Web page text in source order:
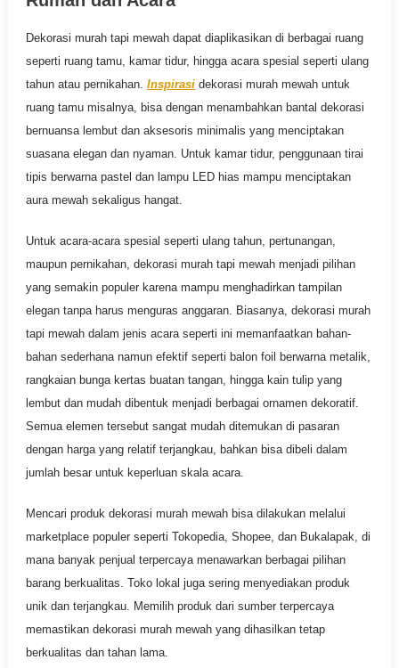
Dekorasi murah tapi mewah dapat diaplikasikan di berbagai ruang
seperti ruang tamu, kamar tidur, hingga acara spesial seperti ulang
tahun atau pernikahan. Inspirasidekorasi murah mewah untuk
ruang tamu misalnya, bisa dengan menambahkan bantal dekorasi
bernuansa lembut dan aksesoris minimalis yang menciptakan
suasana elegan dan nyaman. Untuk kamar tidur, penggunaan tirai
tipis berwarna pastel dan lampu LED hias mampu menciptakan
aura mewah sekaligus hangat.
Untuk acara-acara spesial seperti ulang tahun, pertunangan,
maupun pernikahan, dekorasi murah tapi mewah menjadi pilihan
yang semakin populer karena mampu menghadirkan tampilan
elegan tanpa harus menguras anggaran. Biasanya, dekorasi murah
tapi mewah dalam jenis acara seperti ini memanfaatkan bahan-
bahan sederhana namun efektif seperti balon foil berwarna metalik,
rangkaian bunga kertas buatan tangan, hingga kain tulip yang
lembut dan mudah dibentuk menjadi berbagai ornamen dekoratif.
Semua elemen tersebut sangat mudah ditemukan di pasaran
dengan harga yang relatif terjangkau, bahkan bisa dibeli dalam
jumlah besar untuk keperluan skala acara.
Mencari produk dekorasi murah mewah bisa dilakukan melalui
marketplace populer seperti Tokopedia, Shopee, dan Bukalapak, di
mana banyak penjual terpercaya menawarkan berbagai pilihan
barang berkualitas. Toko lokal juga sering menyediakan produk
unik dan terjangkau. Memilih produk dari sumber terpercaya
memastikan dekorasi murah mewah yang dihasilkan tetap
berkualitas dan tahan lama.